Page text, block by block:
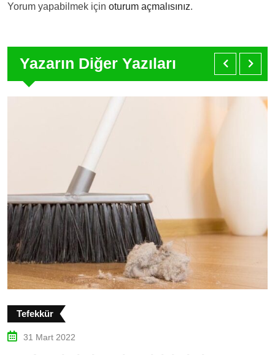
Yorum yapabilmek için oturum açmalısınız.
Yazarın Diğer Yazıları
Tefekkür
31 Mart 2022